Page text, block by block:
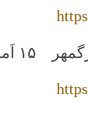
https
۱۵ اَمرداد ماه ۱۳۹۴